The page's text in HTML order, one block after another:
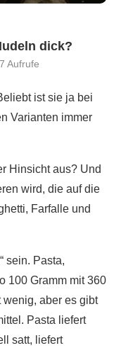
dick?
Aufrufe
ist sie ja bei
Varianten immer
Hinsicht aus? Und
wird, die auf die
Farfalle und
sein. Pasta,
100 Gramm mit 360
aber es gibt
Pasta liefert
satt, liefert